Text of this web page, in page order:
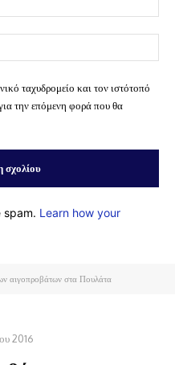
ταχυδρομείο και τον ιστότοπό
την επόμενη φορά που θα
spam. Learn how your